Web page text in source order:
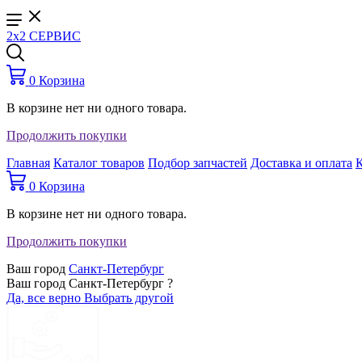
2x2 СЕРВИС
0 Корзина
В корзине нет ни одного товара.
Продолжить покупки
Главная Каталог товаров Подбор запчастей Доставка и оплата
0 Корзина
В корзине нет ни одного товара.
Продолжить покупки
Ваш город Санкт-Петербург
Ваш город Санкт-Петербург ?
Да, все верно Выбрать другой